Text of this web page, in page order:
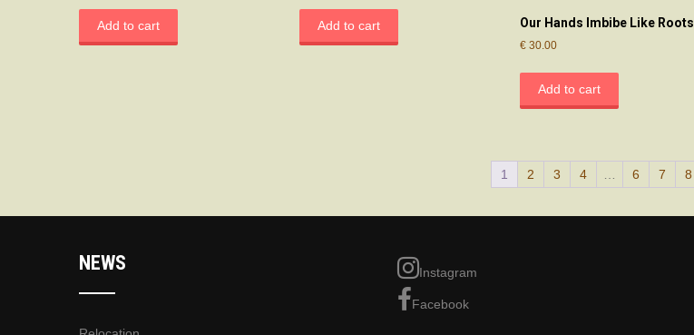
Add to cart Add to cart Our Hands Imbibe Like Roots
€30.00
Add to cart
1 2 3 4 6 7 8
NEWS Instagram
Facebook